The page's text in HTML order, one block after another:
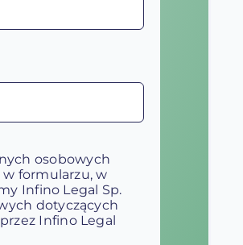
osobowych
w formularzu, w
Infino Legal Sp.
dotyczących
Infino Legal